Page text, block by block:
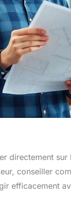
directement
conseiller
efficacement